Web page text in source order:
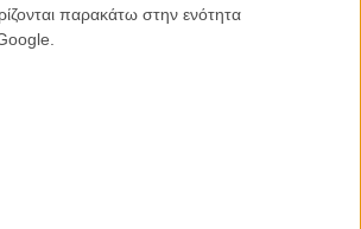
παρακάτω στην ενότητα